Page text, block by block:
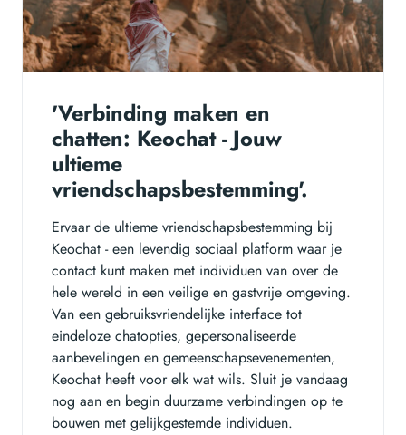
'Verbinding maken en
chatten: Keochat - Jouw
ultieme
vriendschapsbestemming'.
Ervaar de ultieme vriendschapsbestemming bij
Keochat - een levendig sociaal platform waar je
contact kunt maken met individuen van over de
hele wereld in een veilige en gastvrije omgeving.
Van een gebruiksvriendelijke interface tot
eindeloze chatopties, gepersonaliseerde
aanbevelingen en gemeenschapsevenementen,
Keochat heeft voor elk wat wils. Sluit je vandaag
nog aan en begin duurzame verbindingen op te
bouwen met gelijkgestemde individuen.